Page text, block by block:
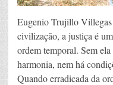
Eugenio Trujillo Villegas
civilização, a justiça é
ordem temporal. Sem
harmonia, nem há
Quando erradicada da